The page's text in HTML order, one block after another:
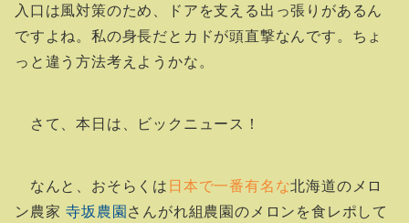
入口は風対策のため、ドアを支える出っ張りがあるん
ですよね。私の身長だとカドが頭直撃なんです。ちょ
っと違う方法考えようかな。
さて、本日は、ビックニュース！
なんと、おそらくは 日本で一番有名な北海道のメロ
ン農家寺坂農園さんがれ組農園のメロンを食レポして